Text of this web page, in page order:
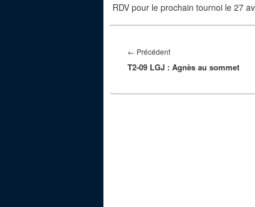
RDV pour le prochain tournoi le 27
← PrécédentArticle
précédent :
T2-09 LGJ : Agnès au sommet